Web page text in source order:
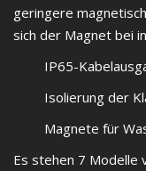
geringere
sich der Magnet bei
IP65-
Isolierung der
Magnete für
Es stehen 7 Modelle